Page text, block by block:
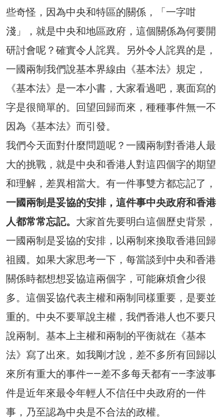
些奇怪，因為中央和特區的關係，「一字咁
淺」，就是中央和地區政府，這個關係為何要開
研討會呢？確實令人詫異。另外令人詫異的是，
一國兩制我們說基本界線由《基本法》規定，
《基本法》是一本小書，大家看過吧，裏面寫的
字是很簡單的。回望回歸而來，種種事件無一不
因為《基本法》而引發。
我們今天面對什麼問題呢？一國兩制對香港人最
大的挑戰，就是中央和香港人對這四個字的期望
和理解，差異相當大。有一件事雙方都忘記了，
一國兩制是妥協的安排，這件事中央政府和香港
人都常常忘記。 大家首先要明白這個歷史背景，
一國兩制是妥協的安排，以兩制來換取香港回歸
祖國。如果大家思考一下，每當談到中央和香港
關係時都想想妥協這兩個字，可能麻煩會少很
多。這個妥協代表主權和兩制同樣重要，是要並
重的。中央不要單說主權，我們香港人也不要只
說兩制。基本上主權和兩制的平衡就在《基本
法》寫了出來。如我剛才說，差不多所有回歸以
來所有重大的事件——差不多每天都有——李波事
件是近年來最令年輕人不信任中央政府的一件
事，乃至認為中央是不合法的政權。